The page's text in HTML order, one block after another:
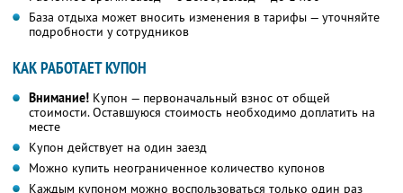
База отдыха может вносить изменения в тарифы — уточняйте
подробности у сотрудников
КАК РАБОТАЕТ КУПОН
Внимание! Купон — первоначальный взнос от общей
стоимости. Оставшуюся стоимость необходимо доплатить на
месте
Купон действует на один заезд
Можно купить неограниченное количество купонов
Каждым купоном можно воспользоваться только один раз